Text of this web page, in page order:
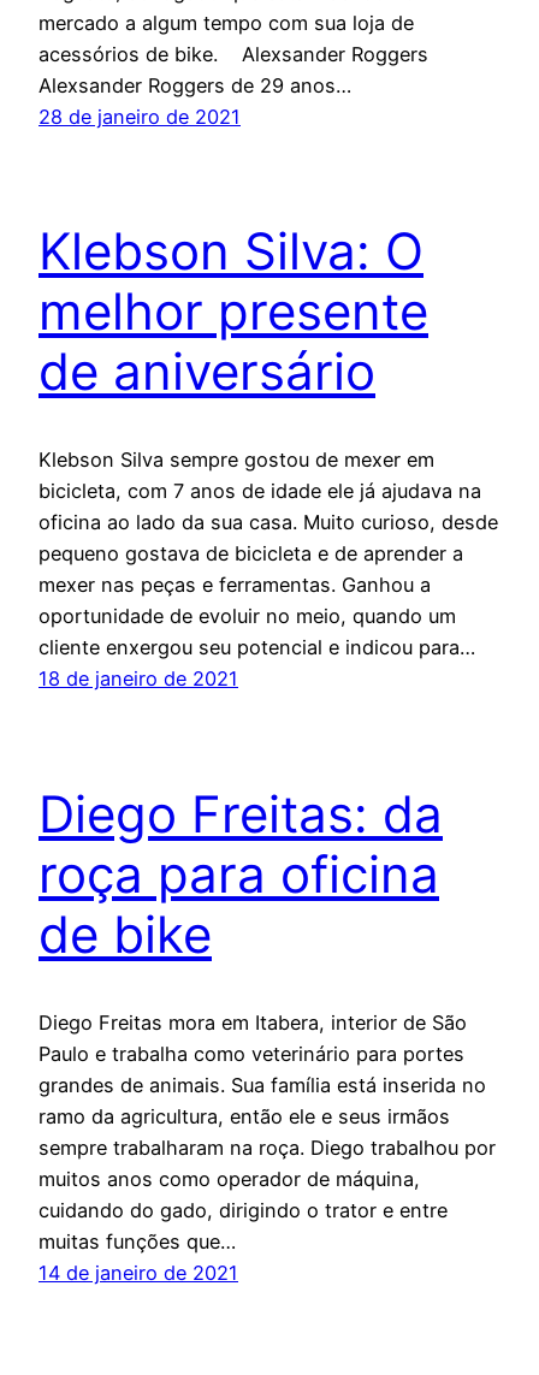
mercado a algum tempo com sua loja de
acessórios de bike. Alexsander Roggers
Alexsander Roggers de 29 anos…
28 de janeiro de 2021
Klebson Silva: O
melhor presente
de aniversário
Klebson Silva sempre gostou de mexer em
bicicleta, com 7 anos de idade ele já ajudava na
oficina ao lado da sua casa. Muito curioso, desde
pequeno gostava de bicicleta e de aprender a
mexer nas peças e ferramentas. Ganhou a
oportunidade de evoluir no meio, quando um
cliente enxergou seu potencial e indicou para…
18 de janeiro de 2021
Diego Freitas: da
roça para oficina
de bike
Diego Freitas mora em Itabera, interior de São
Paulo e trabalha como veterinário para portes
grandes de animais. Sua família está inserida no
ramo da agricultura, então ele e seus irmãos
sempre trabalharam na roça. Diego trabalhou por
muitos anos como operador de máquina,
cuidando do gado, dirigindo o trator e entre
muitas funções que…
14 de janeiro de 2021